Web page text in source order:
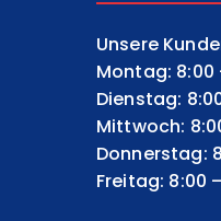
Unsere
Montag: 8:00
Dienstag:
Mittwoch:
Donnerstag:
Freitag: 8:00